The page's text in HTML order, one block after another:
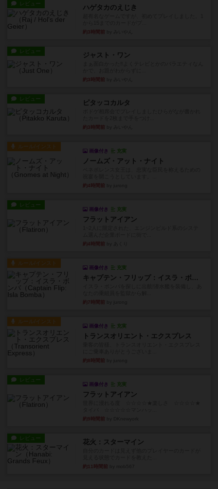
レビュー ハゲタカのえじき
約3時間前
レビュー ジャスト・ワン
約3時間前
レビュー ピタッコカルタ
約3時間前
ルール/インスト
画像付き 充実
ノームズ・アット・ナイト
約4時間前
レビュー
画像付き 充実
フラットアイアン
約4時間前
ルール/インスト
画像付き 充実
キャプテン・フリップ：イスラ・ボンバ
約7時間前
ルール/インスト
画像付き 充実
トランスオリエント・エクスプレス
約8時間前
レビュー
画像付き 充実
フラットアイアン
約9時間前
レビュー 花火：スターマイン
約11時間前